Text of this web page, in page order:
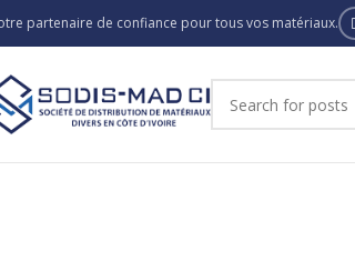
partenaire de confiance pour tous vos matériaux.